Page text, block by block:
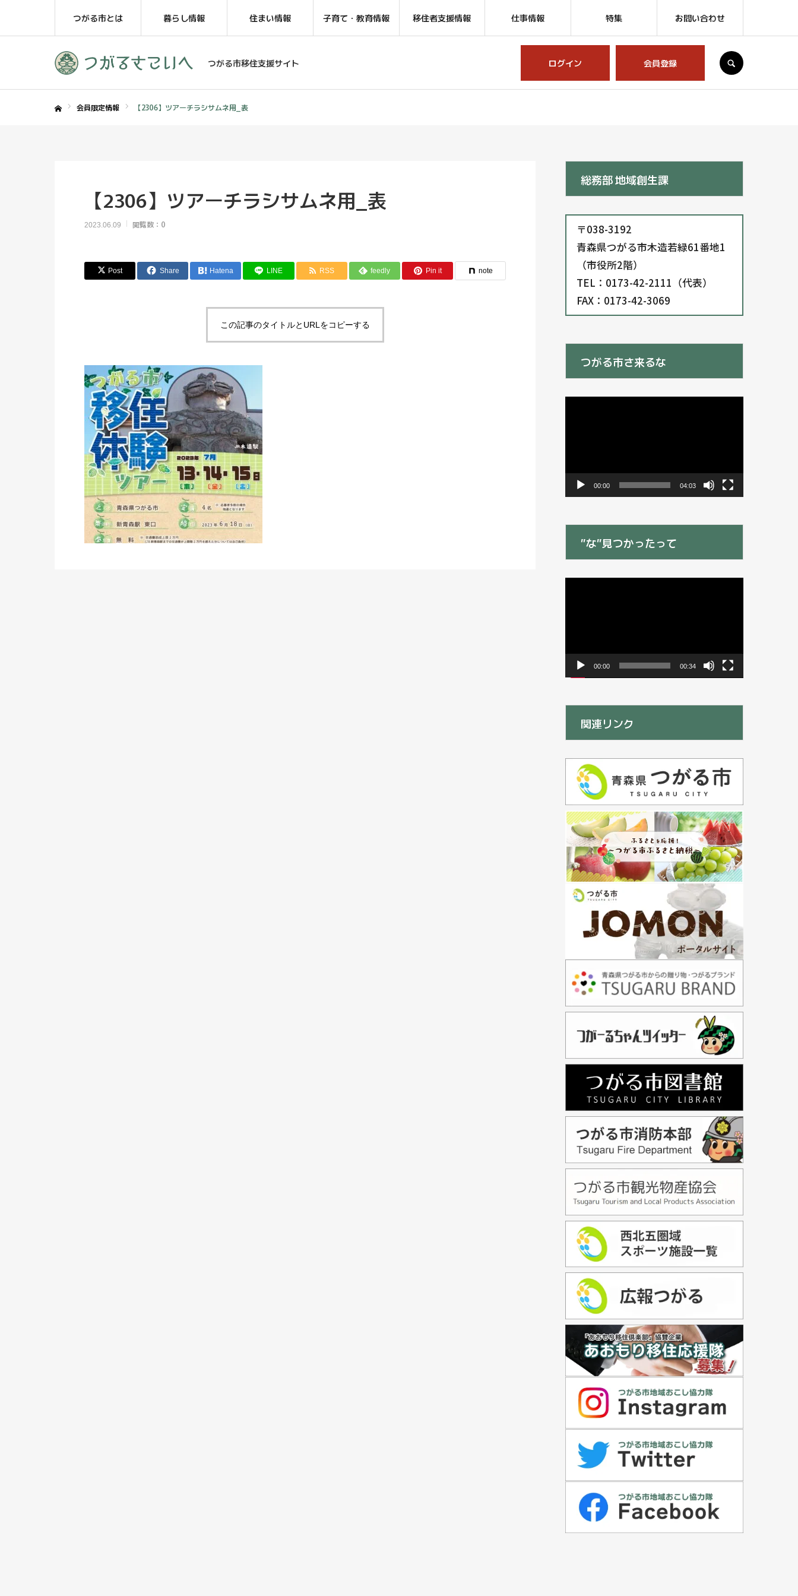
つがる市移住支援サイト ログイン 会員登録
つがる市とは 暮らし情報 住まい情報 子育て・教育情報 移住者支援情報 仕事情報 特集 お問い合わせ
会員限定情報 【2306】ツアーチラシサムネ用_表
【2306】ツアーチラシサムネ用_表
2023.06.09 閲覧数：0
Post Share Hatena LINE RSS feedly Pin it note
この記事のタイトルとURLをコピーする
総務部 地域創生課
〒038-3192
青森県つがる市木造若緑61番地1
（市役所2階）
TEL：0173-42-2111（代表）
FAX：0173-42-3069
つがる市さ来るな
動
00:00 04:03
”な”見つかったって
動
00:00 00:34
関連リンク